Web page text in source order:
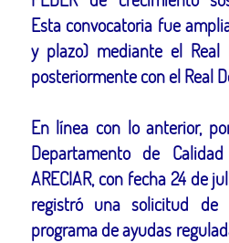
Esta convocatoria fue
y plazo) mediante el Real
posteriormente con el Real
En línea con lo anterior,
Departamento de
ARECIAR, con fecha 24 de
registró una solicitud de
programa de ayudas